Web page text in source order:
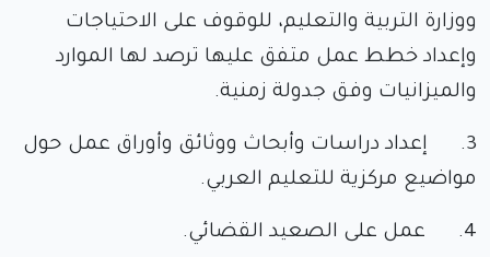
ووزارة التربية والتعليم، للوقوف على الاحتياجات
وإعداد خطط عمل متفق عليها ترصد لها الموارد
والميزانيات وفق جدولة زمنية.
3. إعداد دراسات وأبحاث ووثائق وأوراق عمل حول
مواضيع مركزية للتعليم العربي.
4. عمل على الصعيد القضائي.